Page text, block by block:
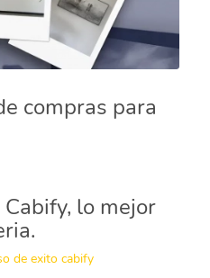
compras para
lo mejor